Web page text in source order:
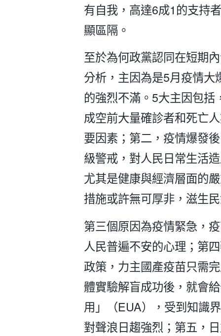
有自我，高達6成1的支持
顯區隔。
至於為何政黨認同在短期
分析，主因為是5月疫情大
的強烈不滿。5大主因包括
成空前大量確診者和死亡
要因素；第二，疫情爆發
級警戒，對人民日常生活
尤其是健康與經濟層面的
措施或許無可厚非，滋生
第三個原因為疫情緊急，
人民普遍不安的心理；第
政策，力主國產疫苗只需
體實驗解盲成功後，就會
用」（EUA），受到知識
對聲浪日趨強烈；第五，